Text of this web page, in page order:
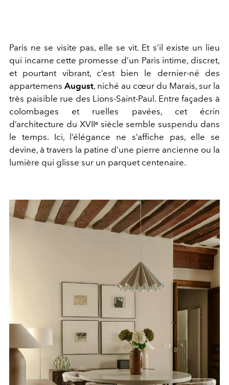
Paris ne se visite pas, elle se vit. Et s’il existe un lieu
qui incarne cette promesse d’un Paris intime, discret,
et pourtant vibrant, c’est bien le dernier-né des
appartemens August, niché au cœur du Marais, sur la
très paisible rue des Lions-Saint-Paul. Entre façades à
colombages et ruelles pavées, cet écrin
d’architecture du XVIIᵉ siècle semble suspendu dans
le temps. Ici, l’élégance ne s’affiche pas, elle se
devine, à travers la patine d’une pierre ancienne ou la
lumière qui glisse sur un parquet centenaire.